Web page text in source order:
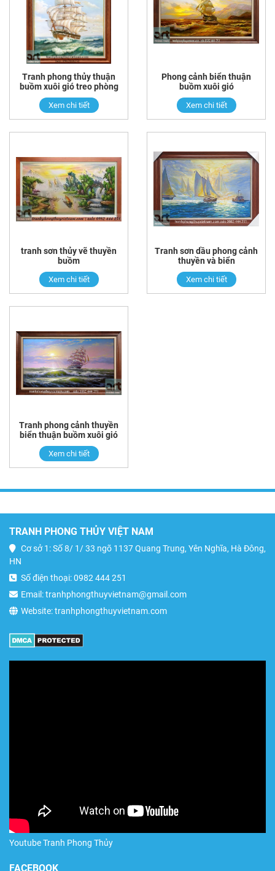
Tranh phong thủy thuận
buồm xuôi gió treo phòng
làm việc
Xem chi tiết
Phong cảnh biển thuận
buồm xuôi gió
Xem chi tiết
tranh sơn thủy vẽ thuyền
buồm
Xem chi tiết
Tranh sơn dầu phong cảnh
thuyền và biển
Xem chi tiết
Tranh phong cảnh thuyền
biển thuận buồm xuôi gió
Xem chi tiết
TRANH PHONG THỦY VIỆT NAM
Cơ sở 1: Số 8/ 1/ 33 ngõ 1137 Quang Trung, Yên Nghĩa, Hà Đông,
HN
Số điện thoại: 0982 444 251
Email: tranhphongthuyvietnam@gmail.com
Website: tranhphongthuyvietnam.com
Youtube Tranh Phong Thủy
FACEBOOK